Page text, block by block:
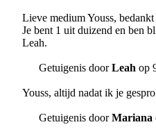
Lieve medium Youss,
Je bent 1 uit duizend en ben
Leah.
Getuigenis doorLeah op
Youss, altijd nadat ik je
Getuigenis doorMariana